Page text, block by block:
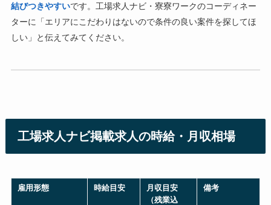
結びつきやすいです。工場求人ナビ・寮寮ワークのコーディネー
ターに「エリアにこだわりはないので条件の良い案件を探してほ
しい」と伝えてみてください。
工場求人ナビ掲載求人の時給・月収相場
雇用形態 時給目安
月収目安
（残業込
備考